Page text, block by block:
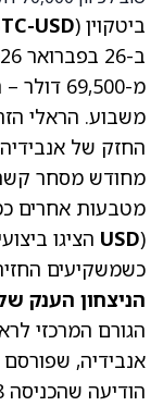
ביטקוין (USD
מ-
משבוע. הראלי
החזק של אנבידיה
מטבעות אחרים
USD
כשמשקיעים
הניצחון הענק
הגורם המרכזי
אנבידיה,